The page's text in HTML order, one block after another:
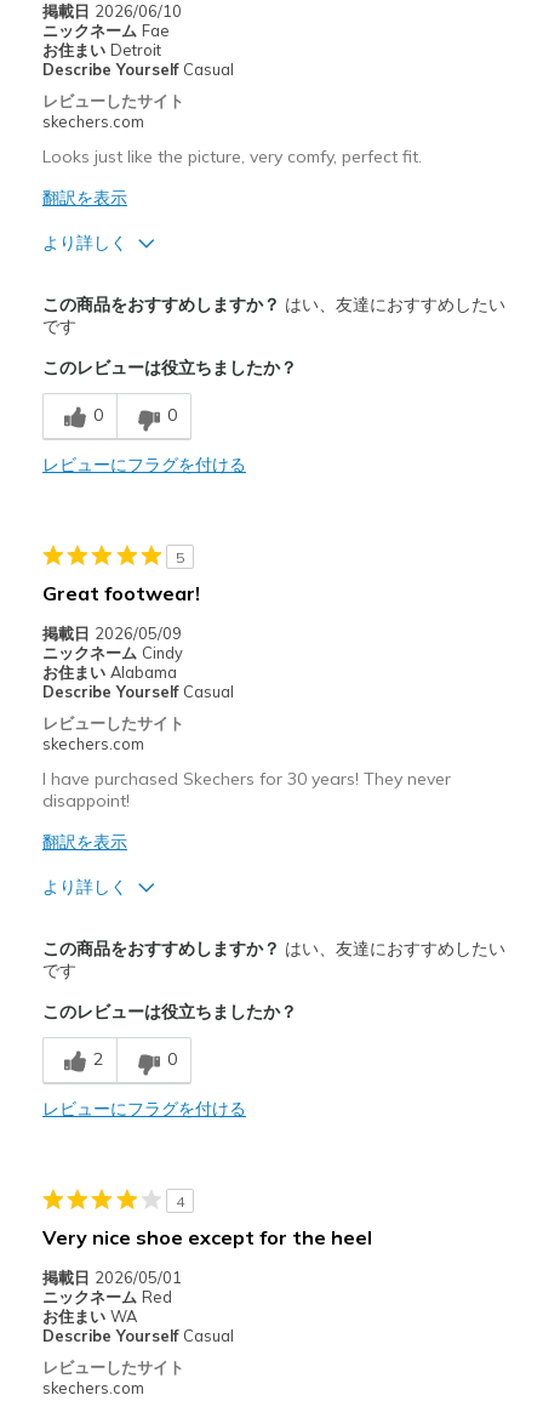
掲載日 2026/06/10
ニックネーム Fae
お住まい Detroit
Describe Yourself Casual
レビューしたサイト
skechers.com
Looks just like the picture, very comfy, perfect fit.
翻訳を表示
より詳しく
Attractive Design
Breathe Well
Comfortable
Stylish
Casual Wear
Travel
Width
Sizing
この商品をおすすめしますか？ はい、友達におすすめしたい
です
このレビューは役立ちましたか？
0 0
レビューにフラグを付ける
5
Great footwear!
掲載日 2026/05/09
ニックネーム Cindy
お住まい Alabama
Describe Yourself Casual
レビューしたサイト
skechers.com
I have purchased Skechers for 30 years! They never
disappoint!
翻訳を表示
より詳しく
Attractive Design
Breathe Well
Comfortable
Durable
以下に最適
Casual Wear
Width
Sizing
この商品をおすすめしますか？ はい、友達におすすめしたい
です
このレビューは役立ちましたか？
2 0
レビューにフラグを付ける
4
Very nice shoe except for the heel
掲載日 2026/05/01
ニックネーム Red
お住まい WA
Describe Yourself Casual
レビューしたサイト
skechers.com